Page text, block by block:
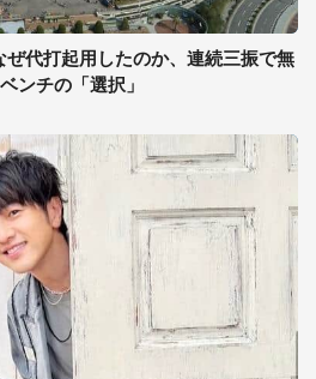
ぜ代打起用したのか、連続三振で無
ンチの「選択」